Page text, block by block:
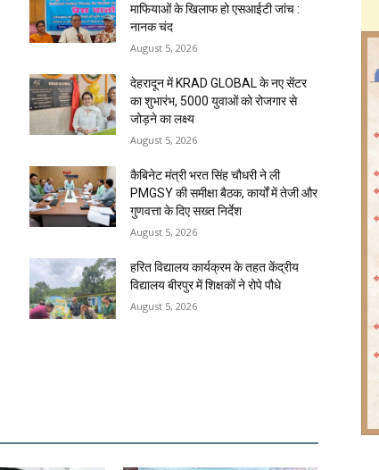
माफियाओं के खिलाफ हो एसआईटी जांच :
नानक चंद
August 5, 2026
देहरादून में KRAD GLOBAL के नए सेंटर
का शुभारंभ, 5000 युवाओं को रोजगार से
जोड़ने का लक्ष्य
August 5, 2026
कैबिनेट मंत्री भरत सिंह चौधरी ने ली
PMGSY की समीक्षा बैठक, कार्यों में तेजी और
गुणवत्ता के दिए सख्त निर्देश
August 5, 2026
हरित विद्यालय कार्यक्रम के तहत केंद्रीय
विद्यालय बीरपुर में शिक्षकों ने रोपे पौधे
August 5, 2026